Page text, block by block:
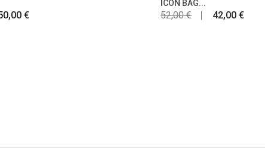
€
ICON BAG...
52,00 € 42,00 €